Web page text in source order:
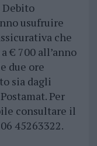
Debito
usufruire
che
€ 700 all’anno
due ore
sia dagli
Per
consultare il
45263322.